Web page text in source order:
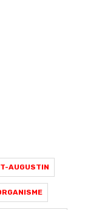
AUGUSTIN